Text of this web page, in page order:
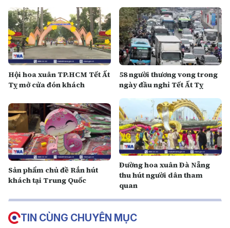
Hội hoa xuân TP.HCM Tết Ất
Tỵ mở cửa đón khách
58 người thương vong trong
ngày đầu nghỉ Tết Ất Tỵ
Sản phẩm chủ đề Rắn hút
khách tại Trung Quốc
Đường hoa xuân Đà Nẵng
thu hút người dân tham
quan
TIN CÙNG CHUYÊN MỤC